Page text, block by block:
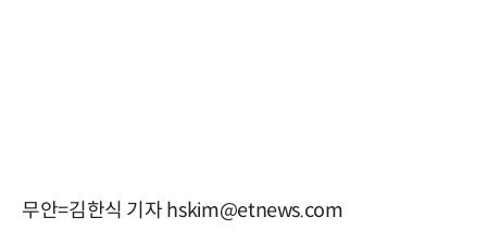
무안=김한식 기자 hskim@etnews.com